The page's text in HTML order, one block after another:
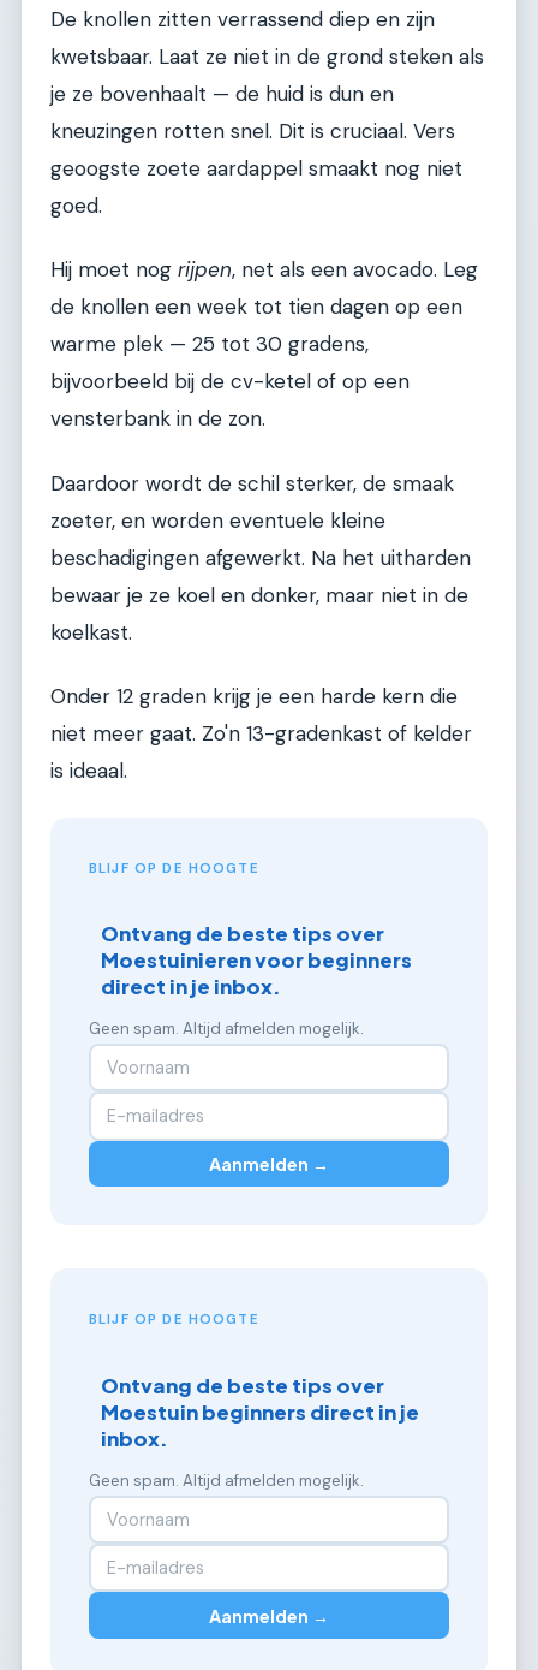
De knollen zitten verrassend diep en zijn
kwetsbaar. Laat ze niet in de grond steken als
je ze bovenhaalt — de huid is dun en
kneuzingen rotten snel. Dit is cruciaal. Vers
geoogste zoete aardappel smaakt nog niet
goed.
Hij moet nog rijpen, net als een avocado. Leg
de knollen een week tot tien dagen op een
warme plek — 25 tot 30 gradens,
bijvoorbeeld bij de cv-ketel of op een
vensterbank in de zon.
Daardoor wordt de schil sterker, de smaak
zoeter, en worden eventuele kleine
beschadigingen afgewerkt. Na het uitharden
bewaar je ze koel en donker, maar niet in de
koelkast.
Onder 12 graden krijg je een harde kern die
niet meer gaat. Zo'n 13-gradenkast of kelder
is ideaal.
BLIJF OP DE HOOGTE
Ontvang de beste tips over
Moestuinieren voor beginners
direct in je inbox.
Geen spam. Altijd afmelden mogelijk.
Aanmelden →
BLIJF OP DE HOOGTE
Ontvang de beste tips over
Moestuin beginners direct in je
inbox.
Geen spam. Altijd afmelden mogelijk.
Aanmelden →